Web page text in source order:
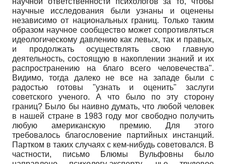
научные исследования были узнаны и оценены
независимо от национальных границ. Только таким
образом научное сообщество может сопротивляться
идеологическому давлению как левых, так и правых,
и продолжать осуществлять свою главную
деятельность, состоящую в накоплении знаний и их
распространению на благо всего человечества".
Видимо, тогда далеко не все на западе были с
радостью готовы "узнать и оценить" заслуги
советского ученого. А что было по эту сторону
границ? Было бы наивно думать, что любой человек
в нашей стране в 1983 году мог свободно получить
любую американскую премию. Для этого
требовалось благословение партийных инстанций.
Партком в таких случаях с кем-нибудь советовался. В
частности, письмо Блюмы Вульфовны было